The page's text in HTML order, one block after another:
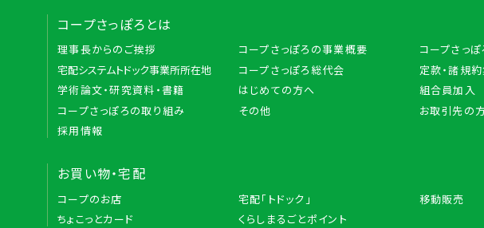
コープさっぽろとは
理事長からのご挨拶 コープさっぽろの事業概要 コープさっ
宅配システムトドック事業所所在地
コープさっぽろ総代会 定款・諸規約
学術論文・研究資料・書籍
はじめての方へ 組合員加入
コープさっぽろの取り組み
その他 お取引先の
採用情報
お買い物・宅配
コープのお店 宅配「トドック」 移動販売
ちょこっとカード
くらしまるごとポイント